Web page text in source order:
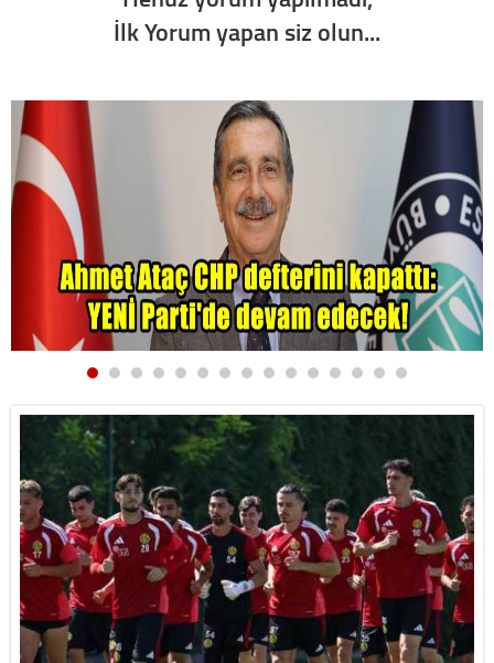
İlk Yorum yapan siz olun...